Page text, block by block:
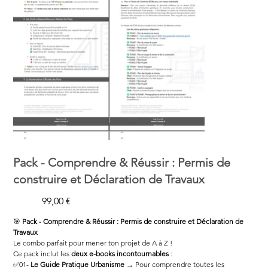
Pack - Comprendre & Réussir : Permis de
construire et Déclaration de Travaux
Prix
promotionnel
99,00 €
🎯 Pack - Comprendre & Réussir : Permis de construire et Déclaration de
Travaux
Le combo parfait pour mener ton projet de A à Z !
Ce pack inclut lesdeux e-books incontournables :
✅01- Le Guide Pratique Urbanisme → Pour comprendre toutes les